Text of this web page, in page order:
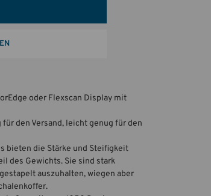
oder Flexscan Display mit
den Versand, leicht genug für den
bieten die Stärke und Steifigkeit
des Gewichts. Sie sind stark
auszuhalten, wiegen aber